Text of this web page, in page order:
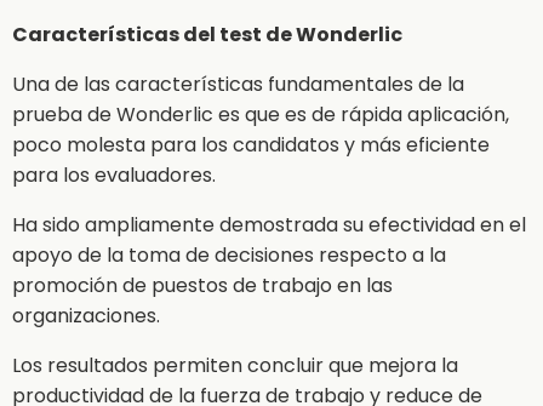
Características del test de Wonderlic
Una de las características fundamentales de la
prueba de Wonderlic es que es de rápida aplicación,
poco molesta para los candidatos y más eficiente
para los evaluadores.
Ha sido ampliamente demostrada su efectividad en el
apoyo de la toma de decisiones respecto a la
promoción de puestos de trabajo en las
organizaciones.
Los resultados permiten concluir que mejora la
productividad de la fuerza de trabajo y reduce de